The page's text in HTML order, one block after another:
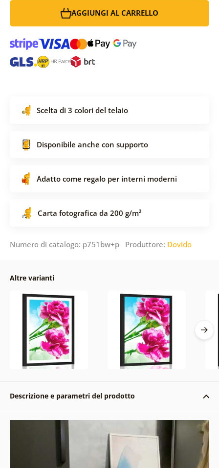
AGGIUNGI AL CARRELLO
Scelta di 3 colori del telaio
Disponibile anche con supporto
Adatto come regalo per interni moderni
Carta fotografica da 200 g/m²
Numero di catalogo: p751bw+p Produttore: Dovido
Altre varianti
Descrizione e parametri del prodotto